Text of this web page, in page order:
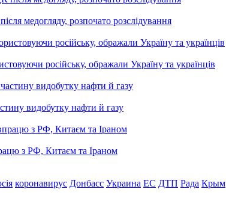
медогляду, розпочато розслідування
російську, ображали Україну та українців
видобутку нафти й газу
з РФ, Китаєм та Іраном
коронавирус Донбасс Украина ЕС ДТП Рада Крым